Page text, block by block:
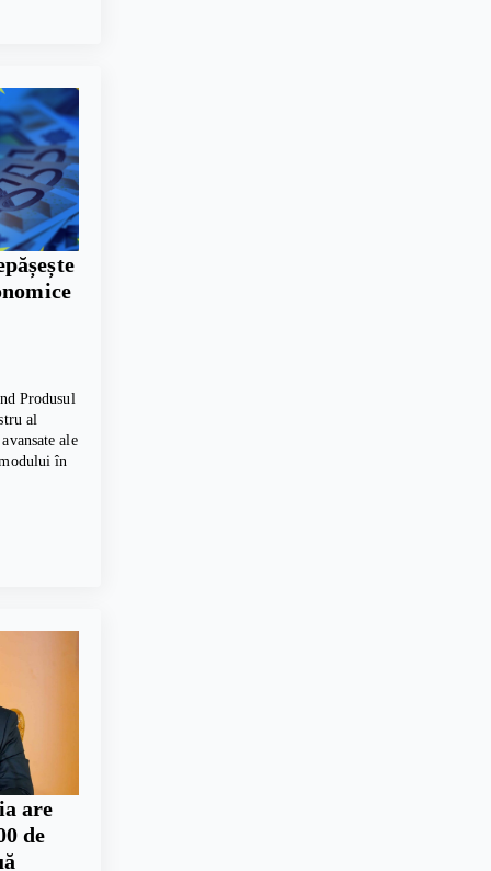
Produsul
al
ale
în
are
de